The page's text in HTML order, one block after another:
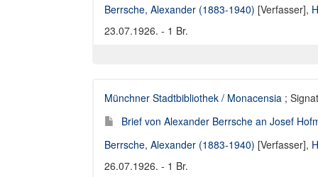
Berrsche, Alexander (1883-1940) [Verfasser],
23.07.1926. - 1 Br.
Münchner Stadtbibliothek / Monacensia ;
Brief von Alexander Berrsche an Josef
Berrsche, Alexander (1883-1940) [Verfasser],
26.07.1926. - 1 Br.